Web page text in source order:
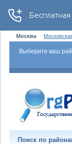
Москва
Выберите ваш
Поиск по